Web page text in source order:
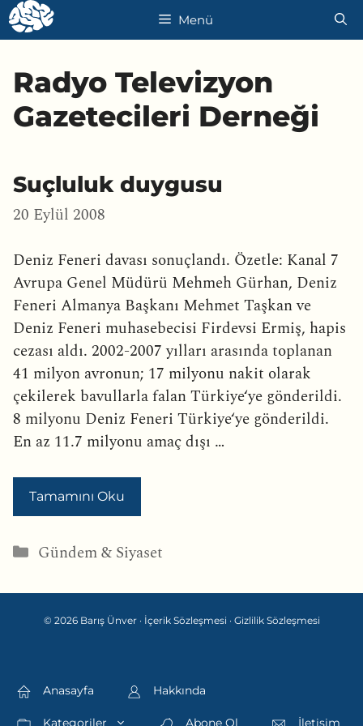
İçeriğe
atla
Menü
Radyo Televizyon
Gazetecileri Derneği
Suçluluk duygusu
20 Eylül 2008
Deniz Feneri davası sonuçlandı. Özetle: Kanal 7
Avrupa Genel Müdürü Mehmeh Gürhan, Deniz
Feneri Almanya Başkanı Mehmet Taşkan ve
Deniz Feneri muhasebecisi Firdevsi Ermiş, hapis
cezası aldı. 2002-2007 yılları arasında toplanan
41 milyon avronun; 17 milyonu nakit olarak
çekilerek bavullarla falan Türkiye‘ye gönderildi.
8 milyonu Deniz Feneri Türkiye‘ye gönderildi.
En az 11.7 milyonu amaç dışı …
Tamamını Oku
Kategoriler
Gündem & Siyaset
© 2026 Barış Ünver · İçerik Sözleşmesi · Gizlilik Sözleşmesi
Anasayfa Hakkında
Kategoriler Abone Ol İletişim